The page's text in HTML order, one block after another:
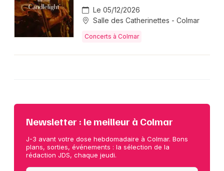
Le 05/12/2026
Salle des Catherinettes - Colmar
Concerts à Colmar
Newsletter : le meilleur à Colmar
J-3 avant votre dose hebdomadaire à Colmar. Bons
plans, sorties, événements : la sélection de la
rédaction JDS, chaque jeudi.